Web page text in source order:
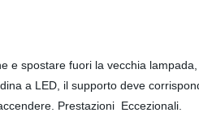
e spostare fuori la vecchia
a LED, il supporto deve
Prestazioni Eccezionali.